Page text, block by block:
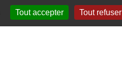
Tout accepter Tout refuser